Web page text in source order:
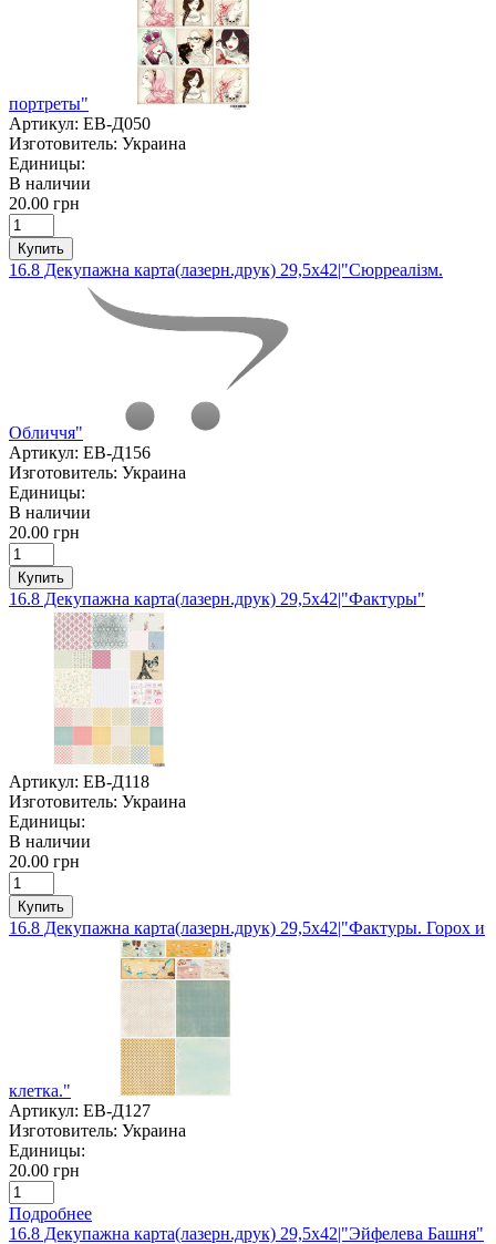
портреты"
Артикул: ЕВ-Д050
Изготовитель: Украина
Единицы:
В наличии
20.00 грн
Купить
16.8 Декупажна карта(лазерн.друк) 29,5х42|"Сюрреалізм.
Обличчя"
Артикул: ЕВ-Д156
Изготовитель: Украина
Единицы:
В наличии
20.00 грн
Купить
16.8 Декупажна карта(лазерн.друк) 29,5х42|"Фактуры"
Артикул: ЕВ-Д118
Изготовитель: Украина
Единицы:
В наличии
20.00 грн
Купить
16.8 Декупажна карта(лазерн.друк) 29,5х42|"Фактуры. Горох и
клетка."
Артикул: ЕВ-Д127
Изготовитель: Украина
Единицы:
20.00 грн
Подробнее
16.8 Декупажна карта(лазерн.друк) 29,5х42|"Эйфелева Башня"